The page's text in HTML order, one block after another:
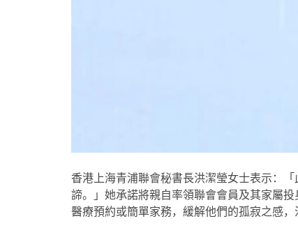
香港上海青浦聯會秘書長洪潔瑩女士表示：
諦。」她承諾將親自率領聯會會員及其家屬
醫療預約或簡單家務，緩解他們的孤寂之感，